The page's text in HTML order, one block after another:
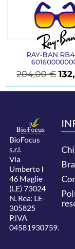
RAY-BAN
204,00€
BioFocus
s.r.l.
Via
Umberto I
46 Maglie
(LE) 73024
N. Rea: LE-
305825
P.IVA
04581930759.